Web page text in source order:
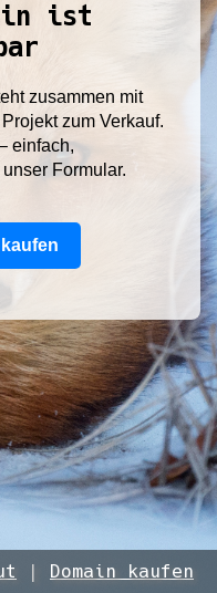
ist
zusammen mit
zum Verkauf.
einfach,
Formular.
| Domain kaufen